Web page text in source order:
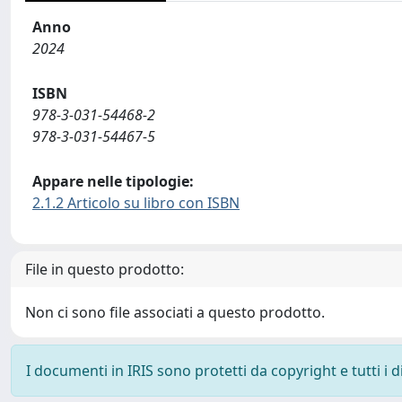
Anno
2024
ISBN
978-3-031-54468-2
978-3-031-54467-5
Appare nelle tipologie:
2.1.2 Articolo su libro con ISBN
File in questo prodotto:
Non ci sono file associati a questo prodotto.
I documenti in IRIS sono protetti da copyright e tutti i